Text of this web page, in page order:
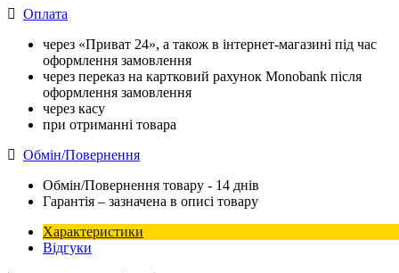
Оплата
через «Приват 24», а також в інтернет-магазині під час
оформлення замовлення
через переказ на картковий рахунок Monobank після
оформлення замовлення
через касу
при отриманні товара
Обмін/Повернення
Обмін/Повернення товару - 14 днів
Гарантія – зазначена в описі товару
Характеристики
Відгуки